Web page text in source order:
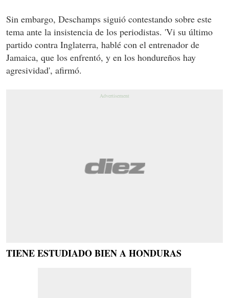
Sin embargo, Deschamps siguió contestando sobre este
tema ante la insistencia de los periodistas. 'Vi su último
partido contra Inglaterra, hablé con el entrenador de
Jamaica, que los enfrentó, y en los hondureños hay
agresividad', afirmó.
TIENE ESTUDIADO BIEN A HONDURAS